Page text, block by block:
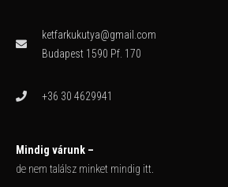
ketfarkukutya@gmail.com
Budapest 1590 Pf. 170
+36 30 4629941
Mindig várunk –
de nem találsz minket mindig itt.